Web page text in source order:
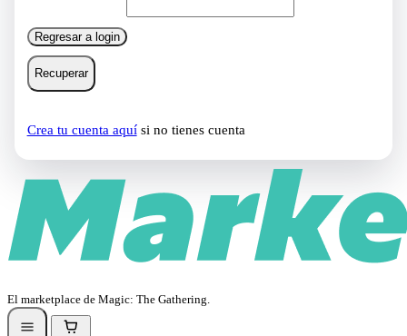
Regresar a login
Recuperar
Crea tu cuenta aquísi no tienes cuenta
El marketplace de Magic: The Gathering.